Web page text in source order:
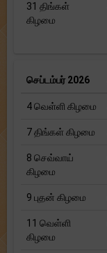
31 திங்கள்
கிழமை
செப்டம்பர் 2026
4 வெள்ளி கிழமை
7 திங்கள் கிழமை
8 செவ்வாய்
கிழமை
9 புதன் கிழமை
11 வெள்ளி
கிழமை